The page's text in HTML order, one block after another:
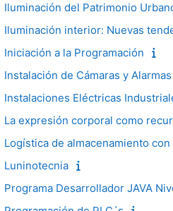
Iluminación del Patrimonio
Iluminación interior: Nuevas
Iniciación a la Programación
Instalación de Cámaras y Alarmas
Instalaciones Eléctricas
La expresión corporal como
Logística de almacenamiento
Luninotecnia
Programa Desarrollador JAVA